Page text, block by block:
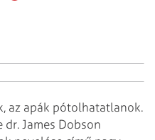
az apák pótolhatatlanok.
James Dobson